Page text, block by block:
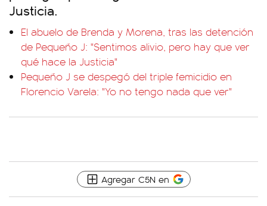
Justicia.
El abuelo de Brenda y Morena, tras las detención
de Pequeño J: "Sentimos alivio, pero hay que ver
qué hace la Justicia"
Pequeño J se despegó del triple femicidio en
Florencio Varela: "Yo no tengo nada que ver"
Agregar C5N en